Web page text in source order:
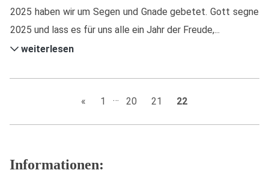
2025 haben wir um Segen und Gnade gebetet. Gott segne
2025 und lass es für uns alle ein Jahr der Freude,...
weiterlesen
« 1 … 20 21 22
Informationen: